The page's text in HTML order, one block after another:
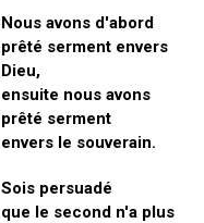
Nous avons d'abord
prêté serment envers
Dieu,
ensuite nous avons
prêté serment
envers le souverain.
Sois persuadé
que le second n'a plus